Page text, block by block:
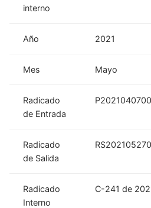
interno
Año 2021
Mes Mayo
Radicado
de Entrada
Radicado
de Salida
Radicado
Interno
C-241 de